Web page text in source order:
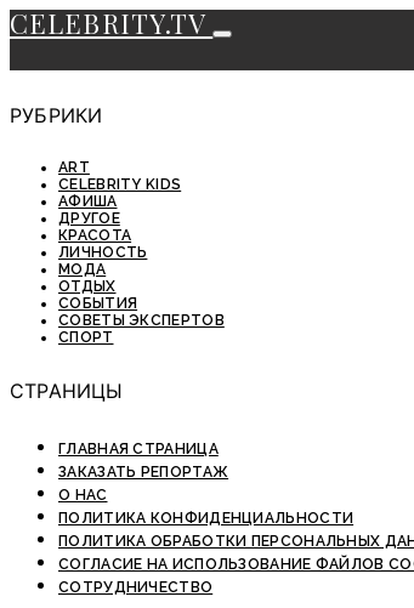
CELEBRITY.TV
РУБРИКИ
ART
CELEBRITY KIDS
АФИША
ДРУГОЕ
КРАСОТА
ЛИЧНОСТЬ
МОДА
ОТДЫХ
СОБЫТИЯ
СОВЕТЫ ЭКСПЕРТОВ
СПОРТ
СТРАНИЦЫ
ГЛАВНАЯ СТРАНИЦА
ЗАКАЗАТЬ РЕПОРТАЖ
О НАС
ПОЛИТИКА КОНФИДЕНЦИАЛЬНОСТИ
ПОЛИТИКА ОБРАБОТКИ ПЕРСОНАЛЬНЫХ
СОГЛАСИЕ НА ИСПОЛЬЗОВАНИЕ ФАЙЛОВ
СОТРУДНИЧЕСТВО